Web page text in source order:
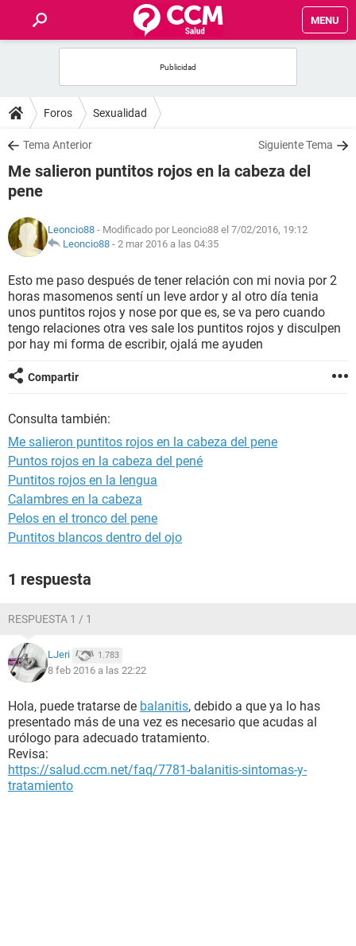
MENU
FOROS
SALUD
NUTRICIÓN
SEXUALIDAD
GLOSARIO
Foros Sexualidad
Tema Anterior Siguiente Tema
Me salieron puntitos rojos en la cabeza del
pene
Leoncio88 - Modificado por Leoncio88 el 7/02/2016, 19:12
Leoncio88 - 2 mar 2016 a las 04:35
Esto me paso después de tener relación con mi novia por 2
horas masomenos sentí un leve ardor y al otro día tenia
unos puntitos rojos y nose por que es, se va pero cuando
tengo relaciones otra ves sale los puntitos rojos y disculpen
por hay mi forma de escribir, ojalá me ayuden
Compartir
Consulta también:
Me salieron puntitos rojos en la cabeza del pene
Puntos rojos en la cabeza del pené
Puntitos rojos en la lengua
Calambres en la cabeza
Pelos en el tronco del pene
Puntitos blancos dentro del ojo
1 respuesta
RESPUESTA 1 / 1
LJeri 1.783
8 feb 2016 a las 22:22
Hola, puede tratarse de balanitis, debido a que ya lo has
presentado más de una vez es necesario que acudas al
urólogo para adecuado tratamiento.
Revisa:
https://salud.ccm.net/faq/7781-balanitis-sintomas-y-
tratamiento